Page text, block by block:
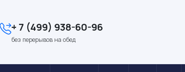
+ 7 (499) 938-60-96
без перерывов на обед